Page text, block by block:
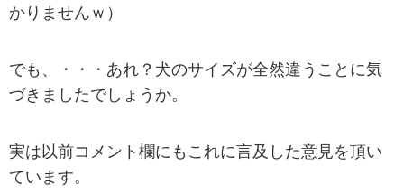
かりませんｗ）
でも、・・・あれ？犬のサイズが全然違うことに気
づきましたでしょうか。
実は以前コメント欄にもこれに言及した意見を頂い
ています。